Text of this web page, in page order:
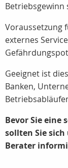
Betriebsgewinn
Voraussetzung
externes
Geeignet ist
Banken,
Bevor Sie eine
sollten Sie
Berater